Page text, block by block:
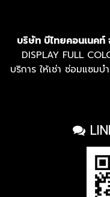
บริษัท บีไทยคอนเนคท์
DISPLAY FULL
บริการ ให้เช่า ซ่อมแซม